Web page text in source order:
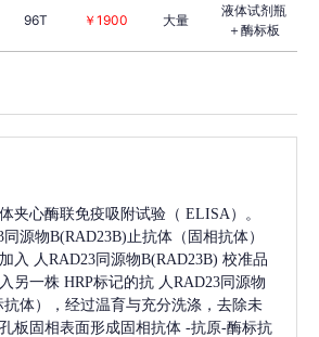
96T ￥1900 大量
液体试剂瓶
＋酶标板
夹心酶联免疫吸附试验（ ELISA）。
同源物B(RAD23B) 止抗体（固相抗体）
入
人RAD23同源物B(RAD23B) 校准品
另一株 HRP标记的抗 人RAD23同源物
抗体），经过温育与充分洗涤，去除未
板固相表面形成固相抗体 -抗原-酶标抗